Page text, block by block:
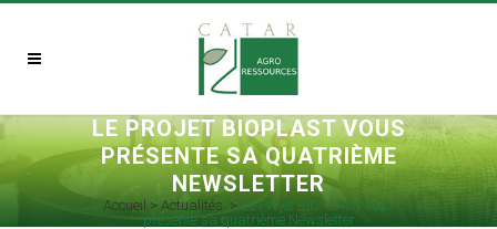
LE PROJET BIOPLAST VOUS
PRÉSENTE SA QUATRIÈME
NEWSLETTER
Accueil > Actualités > Le Projet BIOPLAST vous
présente sa quatrième Newsletter